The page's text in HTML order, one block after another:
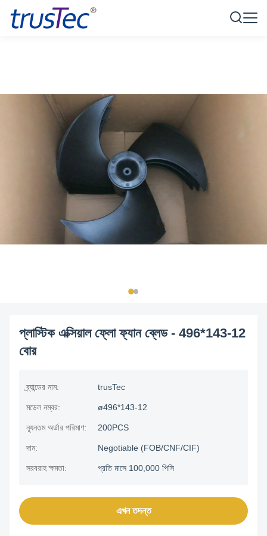
প্লাস্টিক এক্সিয়াল ফ্লো ফ্যান ব্লেড - 496*143-12
বোর
ব্র্যান্ডের নাম: trusTec
মডেল নম্বর: ø496*143-12
ন্যূনতম অর্ডার পরিমাণ: 200PCS
দাম: Negotiable (FOB/CNF/CIF)
সরবরাহ ক্ষমতা: প্রতি মাসে 100,000 পিসি
এখন তদন্ত